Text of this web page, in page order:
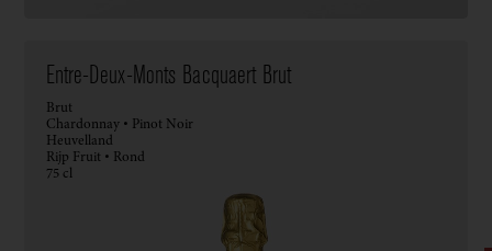
Entre-Deux-Monts Bacquaert Brut
Brut
Chardonnay • Pinot Noir
Heuvelland
Rijp Fruit • Rond
75 cl